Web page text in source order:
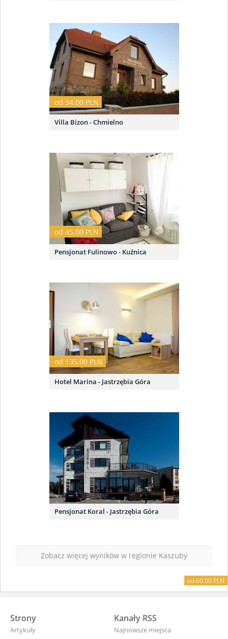
od 50.00 PLN
od 25.00 PLN
od 34.00 PLN
Villa Bizon - Chmielno
od 45.00 PLN
Pensjonat Fulinowo - Kuźnica
od 135.00 PLN
Hotel Marina - Jastrzębia Góra
od 60.00 PLN
Pensjonat Koral - Jastrzębia Góra
Zobacz więcej wyników w regionie Kaszuby
Strony
Artykuły
Kanały RSS
Najnowsze miejsca